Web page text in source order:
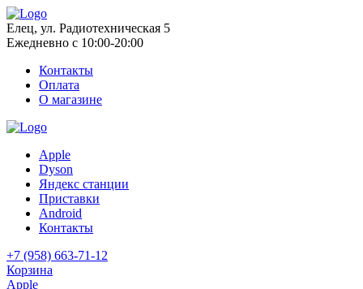
Елец, ул. Радиотехническая 5
Ежедневно с 10:00-20:00
Контакты
Оплата
О магазине
Apple
Dyson
Яндекс станции
Приставки
Android
Контакты
+7 (958) 663-71-12
Корзина
Apple